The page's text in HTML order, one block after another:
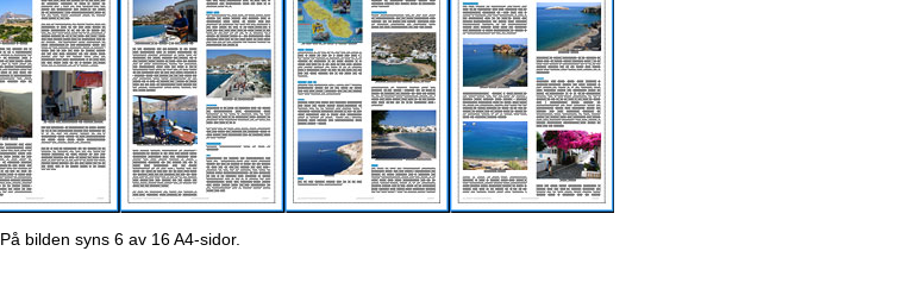
På bilden syns 6 av 16 A4-sidor.